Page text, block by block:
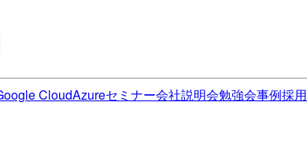
CloudAzureセミナー会社説明会勉強会事例採用